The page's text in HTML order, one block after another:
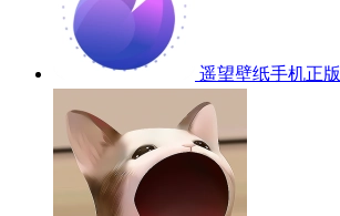
遥望壁纸手机正版